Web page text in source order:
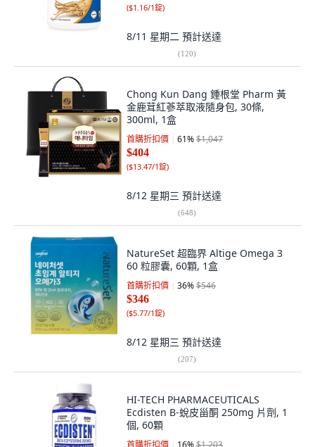
($1.16/1錠)
8/11 星期二 預計送達
(120)
Chong Kun Dang 鍾根堂 Pharm 黃
金鹿茸紅蔘萃取液隨身包, 30條,
300ml, 1盒
首購折扣價 61%$1,047
$404
($13.47/1錠)
8/12 星期三 預計送達
(648)
NatureSet 超臨界 Altige Omega 3
60 粒膠囊, 60顆, 1盒
首購折扣價 36%$546
$346
($5.77/1錠)
8/12 星期三 預計送達
(207)
HI-TECH PHARMACEUTICALS
Ecdisten B-蛻皮甾酮 250mg 片劑, 1
個, 60顆
首購折扣價 16%$1,203